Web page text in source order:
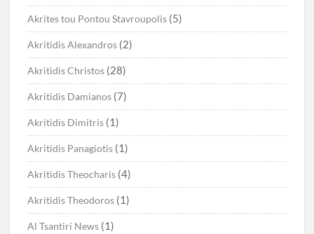
Akrites tou Pontou Stavroupolis (5)
Akritidis Alexandros (2)
Akritidis Christos (28)
Akritidis Damianos (7)
Akritidis Dimitris (1)
Akritidis Panagiotis (1)
Akritidis Theocharis (4)
Akritidis Theodoros (1)
Al Tsantiri News (1)